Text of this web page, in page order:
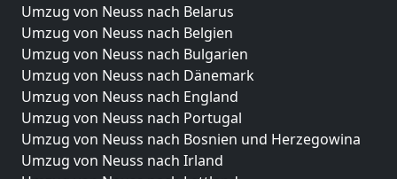
Umzug von Neuss nach Belarus
Umzug von Neuss nach Belgien
Umzug von Neuss nach Bulgarien
Umzug von Neuss nach Dänemark
Umzug von Neuss nach England
Umzug von Neuss nach Portugal
Umzug von Neuss nach Bosnien und Herzegowina
Umzug von Neuss nach Irland